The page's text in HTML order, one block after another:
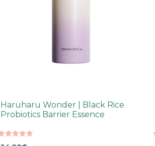
Haruharu Wonder | Black Rice
Probiotics Barrier Essence